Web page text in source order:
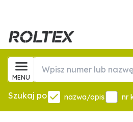
MENU
Szukaj po nazwa/opis nr